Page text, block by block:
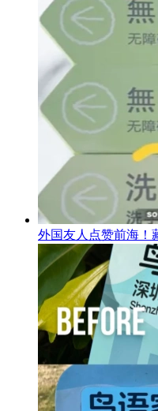
外国友人点赞前海！